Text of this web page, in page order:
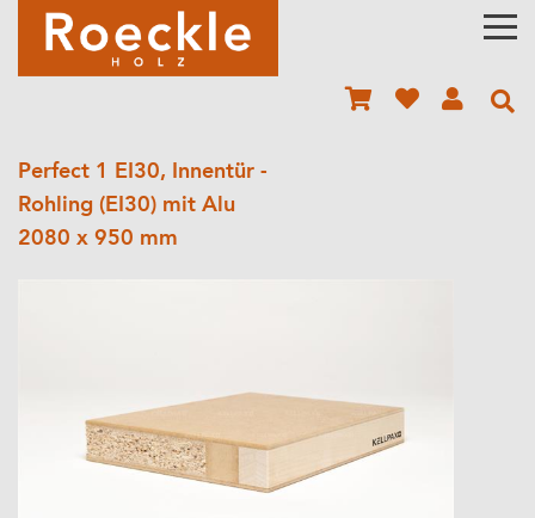
Perfect 1 EI30, Innentür -
Rohling (EI30) mit Alu
2080 x 950 mm